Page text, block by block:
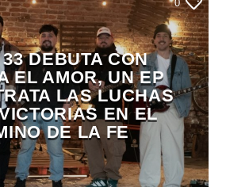
0
DEBUTA CON
EL AMOR, UN EP
LAS LUCHAS
EN EL
DE LA FE